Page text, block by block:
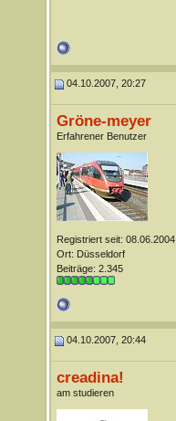
04.10.2007, 20:27
Gröne-meyer
Erfahrener Benutzer
Registriert seit: 08.06.2004
Ort: Düsseldorf
Beiträge: 2.345
04.10.2007, 20:44
creadina!
am studieren